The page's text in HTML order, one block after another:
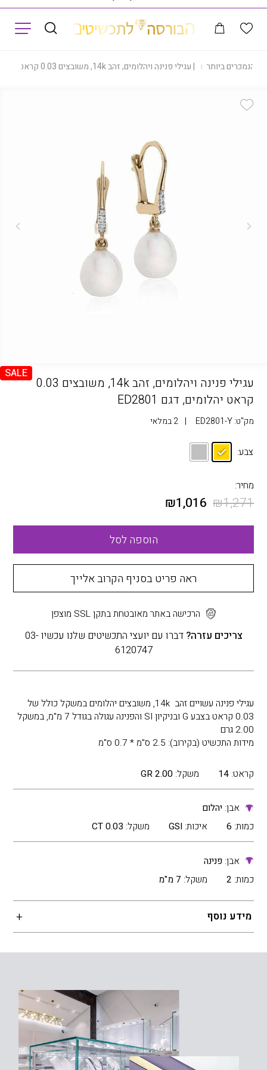
הנמכרים ביותר |עגילי פנינה ויהלומים, זהב 14k, משובצים 0.03 קראט יהלומים, דגם ED2801
SALE
עגילי פנינה ויהלומים, זהב 14k, משובצים 0.03
קראט יהלומים, דגם ED2801
מק"ט:ED2801-Y
| 2 במלאי
צבע:
מחיר:
₪1,271
₪1,016
הוספה לסל
ראה פריט בסניף הקרוב אלייך
הרכישה באתר מאובטחת בתקן SSL מוצפן
צריכים עזרה?
דברו עם יועצי התכשיטים שלנו עכשיו 03-
6120747
עגילי פנינה עשויים זהב 14k, משובצים יהלומים במשקל כולל של
0.03 קראט בצבע G ובניקיון SI והפנינה עגולה בגודל 7 מ"מ, במשקל
2.00 גרם
מידות התכשיט (בקירוב): 2.5 ס"מ * 0.7 ס"מ
קראט: 14 משקל: 2.00 GR
אבן:יהלום
כמות: 6 איכות: GSI משקל: 0.03 CT
אבן:פנינה
כמות: 2 משקל: 7 מ"מ
מידע נוסף